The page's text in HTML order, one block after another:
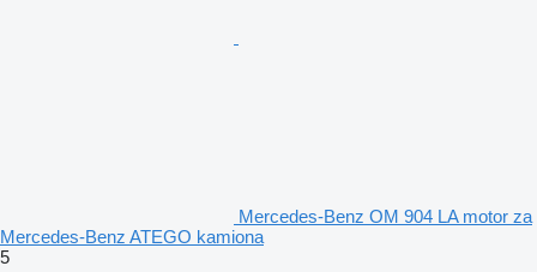
Mercedes-Benz OM 904 LA motor za
Mercedes-Benz ATEGO kamiona
5